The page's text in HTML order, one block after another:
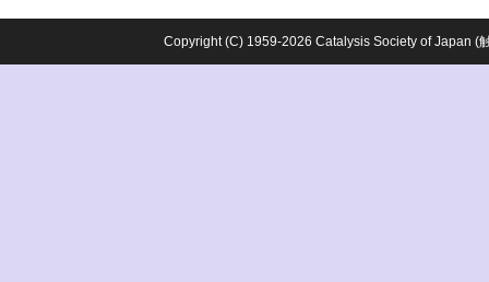
Copyright (C) 1959-2026 Catalysis Society of Japan (